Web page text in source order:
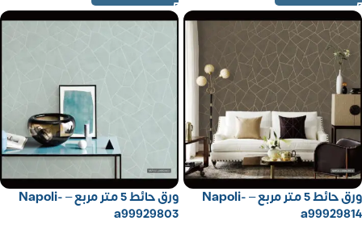
ورق حائط 5 متر مربع – Napoli-
a99929814
ورق حائط 5 متر مربع – Napoli-
a99929803